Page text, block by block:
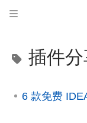
插件分
6 款免费